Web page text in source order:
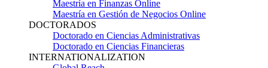
Maestría en Finanzas Online
Maestría en Gestión de Negocios Online
DOCTORADOS
Doctorado en Ciencias Administrativas
Doctorado en Ciencias Financieras
INTERNATIONALIZATION